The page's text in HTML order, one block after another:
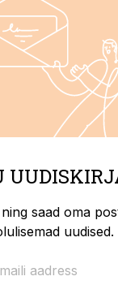
saad oma
uudised.